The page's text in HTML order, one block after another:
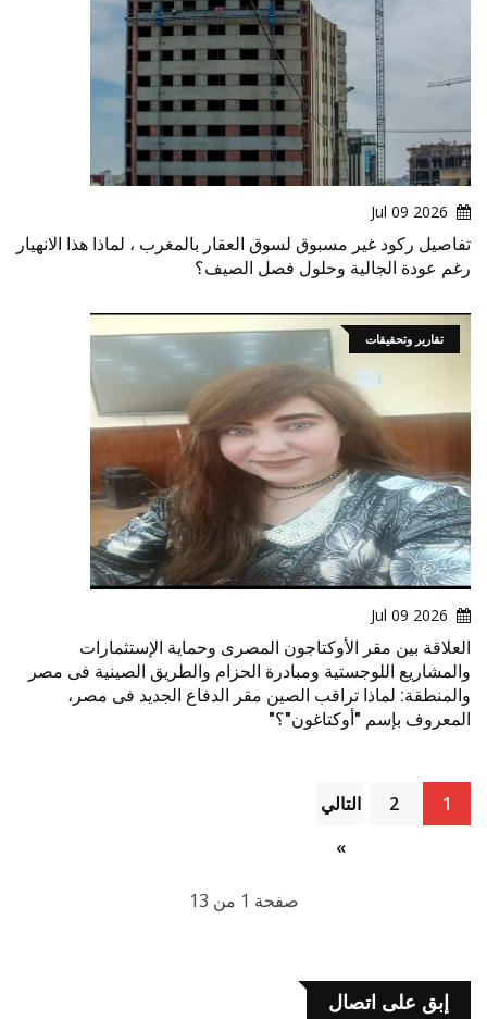
2026 Jul 09
تفاصيل ركود غير مسبوق لسوق العقار بالمغرب ، لماذا هذا الانهيار
رغم عودة الجالية وحلول فصل الصيف؟
تقارير وتحقيقات
2026 Jul 09
العلاقة بين مقر الأوكتاجون المصرى وحماية الإستثمارات
والمشاريع اللوجستية ومبادرة الحزام والطريق الصينية فى مصر
والمنطقة: لماذا تراقب الصين مقر الدفاع الجديد فى مصر،
المعروف بإسم "أوكتاغون"؟"
1
2
التالي
»
صفحة 1 من 13
إبق على اتصال